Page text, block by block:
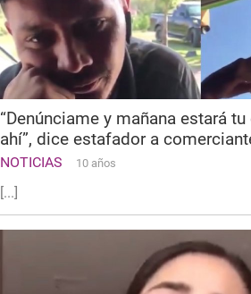
“Denúnciame y mañana estará
ahí”, dice estafador a
NOTICIAS 10 años
[...]